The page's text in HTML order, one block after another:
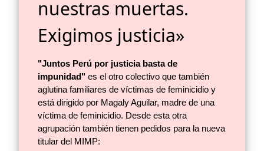
nuestras muertas.
Exigimos justicia»
"Juntos Perú por justicia basta de
impunidad" es el otro colectivo que también
aglutina familiares de víctimas de feminicidio y
está dirigido por Magaly Aguilar, madre de una
víctima de feminicidio. Desde esta otra
agrupación también tienen pedidos para la nueva
titular del MIMP: